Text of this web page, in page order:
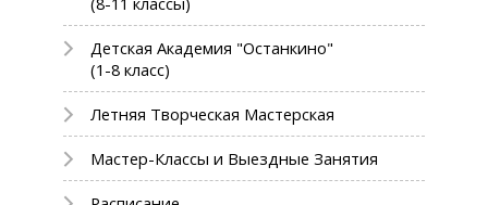
Детская Академия "Останкино"
(1-8 класс)
Летняя Творческая Мастерская
Мастер-Классы и Выездные Занятия